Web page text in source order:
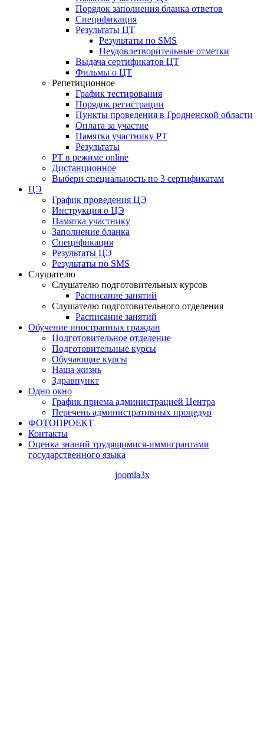
Порядок заполнения бланка ответов
Спецификация
Результаты ЦТ
Результаты по SMS
Неудовлетворительные отметки
Выдача сертификатов ЦТ
Фильмы о ЦТ
Репетиционное
График тестирования
Порядок регистрации
Пункты проведения в Гродненской области
Оплата за участие
Памятка участнику РТ
Результаты
РТ в режиме online
Дистанционное
Выбери специальность по 3 сертификатам
ЦЭ
График проведения ЦЭ
Инструкция о ЦЭ
Памятка участнику
Заполнение бланка
Спецификация
Результаты ЦЭ
Результаты по SMS
Слушателю
Слушателю подготовительных курсов
Расписание занятий
Слушателю подготовительного отделения
Расписание занятий
Обучение иностранных граждан
Подготовительное отделение
Подготовительные курсы
Обучающие курсы
Наша жизнь
Здравпункт
Одно окно
График приема администрацией Центра
Перечень административных процедур
ФОТОПРОЕКТ
Контакты
Оценка знаний трудящимися-иммигрантами
государственного языка
joomla3x